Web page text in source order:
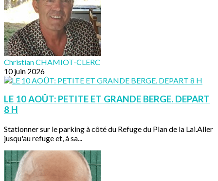
Christian CHAMIOT-CLERC
10 juin 2026
LE 10 AOÛT: PETITE ET GRANDE BERGE. DEPART
8 H
Stationner sur le parking à côté du Refuge du Plan de la Lai.Aller
jusqu'au refuge et, à sa...